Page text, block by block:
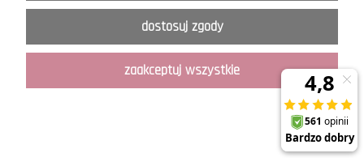
wysokie majtki bezszwowe Anita 1903 /463 Essential
Smart
119,00 zł
dostosuj zgody
zaakceptuj wszystkie